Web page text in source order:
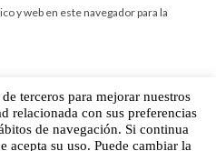
y web en este navegador para la
| Aviso legal |Contacto
terceros para mejorar nuestros
relacionada con sus preferencias
de navegación. Si continua
acepta su uso. Puede cambiar la